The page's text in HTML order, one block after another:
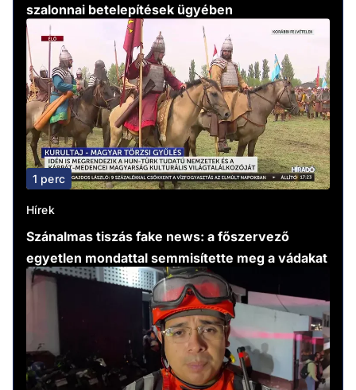
szalonnai betelepítések ügyében
1 perc
Hírek
Szánalmas tiszás fake news: a főszervező
egyetlen mondattal semmisítette meg a vádakat